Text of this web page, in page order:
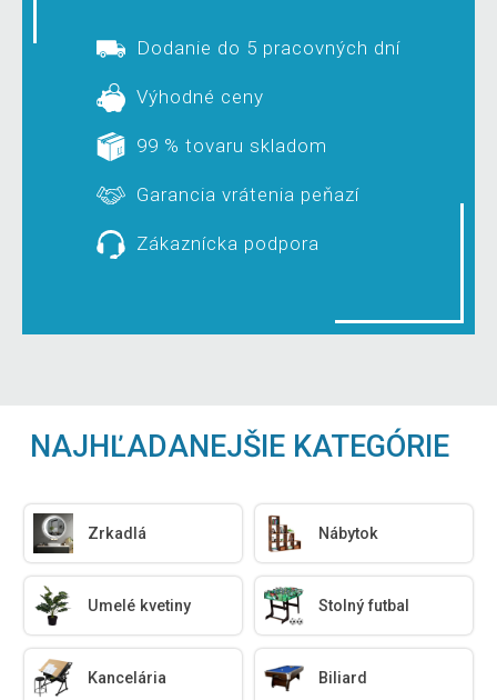
Dodanie do 5 pracovných dní
Výhodné ceny
99 % tovaru skladom
Garancia vrátenia peňazí
Zákaznícka podpora
NAJHĽADANEJŠIE KATEGÓRIE
Zrkadlá Nábytok
Umelé kvetiny Stolný futbal
Kancelária Biliard